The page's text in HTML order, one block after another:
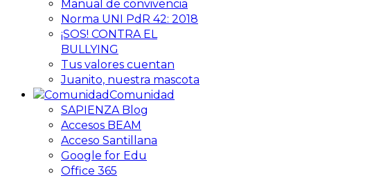
Manual de convivencia
Norma UNI PdR 42: 2018
¡SOS! CONTRA EL
BULLYING
Tus valores cuentan
Juanito, nuestra mascota
Comunidad
SAPIENZA Blog
Accesos BEAM
Acceso Santillana
Google for Edu
Office 365